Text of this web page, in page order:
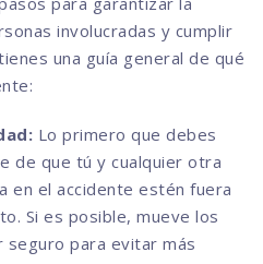
involucradas y cumplir
una guía general de qué
Lo primero que debes
de que tú y cualquier otra
en el accidente estén fuera
Si es posible, mueve los
seguro para evitar más